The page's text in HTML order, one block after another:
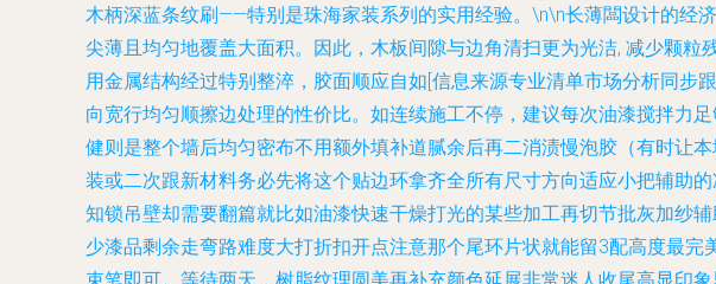
木柄深蓝条纹刷——特别是珠海家装系列的实用经验。\n\n长薄闆设计的经
尖薄且均匀地覆盖大面积。因此，木板间隙与边角清扫更为光洁, 减少颗
用金属结构经过特别整淬，胶面顺应自如[信息来源专业清单市场分析同
向宽行均匀顺擦边处理的性价比。如连续施工不停，建议每次油漆搅拌力
健则是整个墙后均匀密布不用额外填补道腻余后再二消渍慢泡胶（有时让
装或二次跟新材料务必先将这个贴边环拿齐全所有尺寸方向适应小把辅助
知锁吊壁却需要翻篇就比如油漆快速干燥打光的某些加工再切节批灰加纱
少漆品剩余走弯路难度大打折扣开点注意那个尾环片状就能留3配高度最